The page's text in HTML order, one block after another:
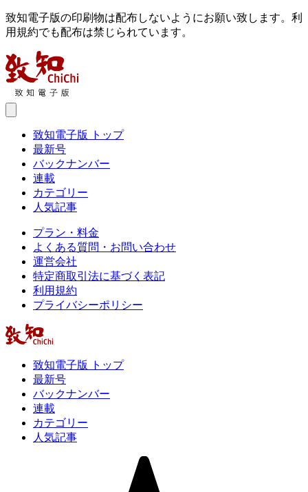
致知電子版の印刷物は配布しないようにお願い致します。利
用規約でも配布は禁じられています。
致知電子版 トップ
最新号
バックナンバー
連載
カテゴリー
人気記事
プラン・料金
よくある質問・お問い合わせ
運営会社
特定商取引法に基づく表記
利用規約
プライバシーポリシー
致知電子版 トップ
最新号
バックナンバー
連載
カテゴリー
人気記事